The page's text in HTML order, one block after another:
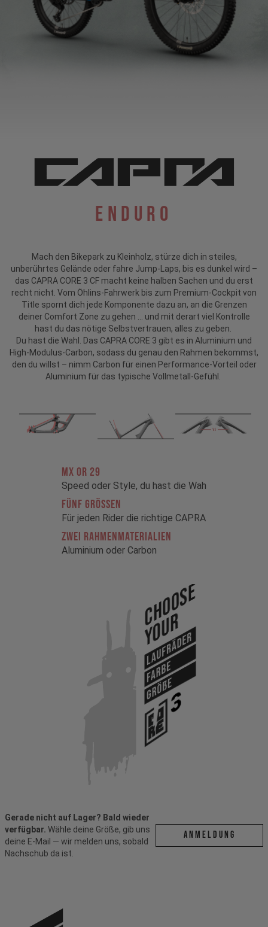
Enduro
Mach den Bikepark zu Kleinholz, stürze dich in steiles,
unberührtes Gelände oder fahre Jump-Laps, bis es dunkel wird –
das CAPRA CORE 3 CF macht keine halben Sachen und du erst
recht nicht. Vom Öhlins-Fahrwerk bis zum Premium-Cockpit von
Title spornt dich jede Komponente dazu an, an die Grenzen
deiner Comfort Zone zu gehen … und mit derart viel Kontrolle
hast du das nötige Selbstvertrauen, alles zu geben.
Du hast die Wahl. Das CAPRA CORE 3 gibt es in Aluminium und
High-Modulus-Carbon, sodass du genau den Rahmen bekommst,
den du willst – nimm Carbon für einen Performance-Vorteil oder
Aluminium für das typische Vollmetall-Gefühl.
MX OR 29
Speed oder Style, du hast die Wah
FÜNF GRÖSSEN
Für jeden Rider die richtige CAPRA
ZWEI RAHMENMATERIALIEN
Aluminium oder Carbon
Choose
Your
Laufräder
Farbe
Größe
Gerade nicht auf Lager? Bald wieder
verfügbar. Wähle deine Größe, gib uns
deine E-Mail — wir melden uns, sobald
Nachschub da ist.
ANMELDUNG